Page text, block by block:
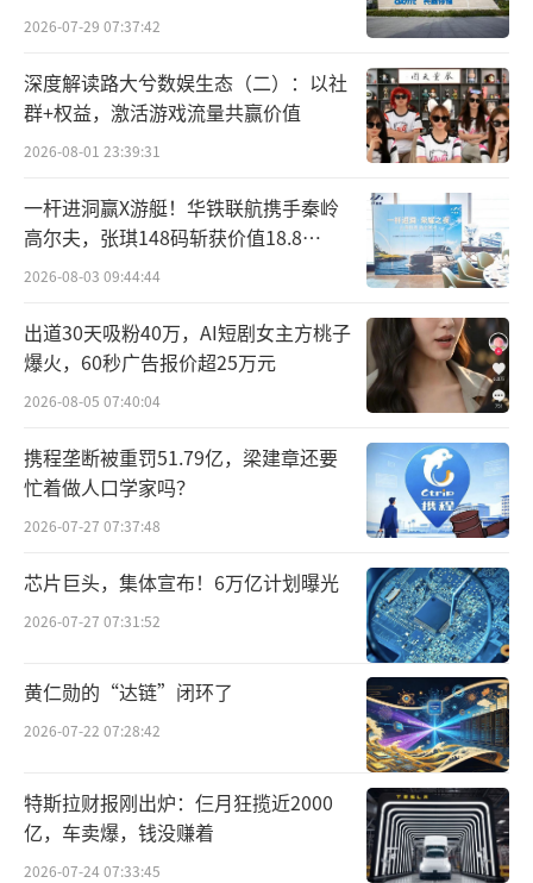
性能与居家场景的完美融合。
MOVA Q30除螨仪独揽伦敦设计奖铂金
奖、TITAN创新奖铂金奖，是专为母婴、养
宠、敏感体质人群打造的健康清洁旗舰。
产品搭载首创仿生锤金刚滚刷，通过高频
仿生震击深度拍打床垫、沙发织物，高效剥离
潜藏螨虫与皮屑，特殊结构彻底杜绝宠物毛发
缠绕。搭配17000Pa飓风穿透吸力、空净级6重
多锥过滤系统、70℃黄金热浪除湿以及双倍UV
C广域紫外线杀菌功能，一站式解决螨虫、细
菌、潮湿、扬尘四大居家健康难题，从根源守
护全屋呼吸健康。
2026-07-29 07:37:42
深度解读路大兮数娱生态（二）：以社
群+权益，激活游戏流量共赢价值
2026-08-01 23:39:31
一杆进洞赢X游艇！华铁联航携手秦岭
高尔夫，张琪148码斩获价值18.8
万“十年豪华新能源智能游艇出海权
2026-08-03 09:44:44
出道30天吸粉40万，AI短剧女主方桃子
爆火，60秒广告报价超25万元
2026-08-05 07:40:04
携程垄断被重罚51.79亿，梁建章还要
忙着做人口学家吗？
2026-07-27 07:37:48
芯片巨头，集体宣布！6万亿计划曝光
2026-07-27 07:31:52
黄仁勋的“达链”闭环了
2026-07-22 07:28:42
特斯拉财报刚出炉：仨月狂揽近2000
亿，车卖爆，钱没赚着
2026-07-24 07:33:45